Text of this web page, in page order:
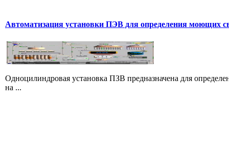
Автоматизация установки ПЭВ для определения моющих
Одноцилиндровая установка ПЗВ предназначена для
на ...